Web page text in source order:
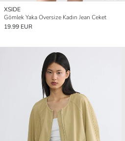
XSIDE
Gömlek Yaka Oversize Kadın Jean Ceket
19.99 EUR